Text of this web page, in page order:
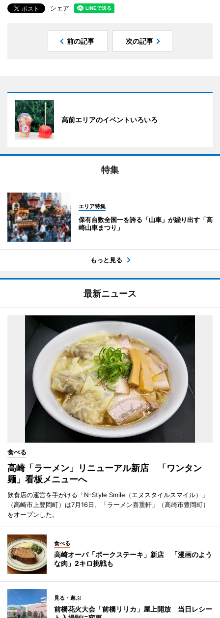
シェア
前の記事 次の記事
高前エリアのイベントいろいろ
特集
エリア特集
保有台数全国一を誇る「山車」が繰り出す「高
崎山車まつり」
もっと見る
最新ニュース
食べる
高崎「ラーメン」リニューアル新店 「ワンタン
麺」看板メニューへ
飲食店の運営を手がける「N-Style Smile（エヌスタイルスマイル）」
（高崎市上豊岡町）は7月16日、「ラーメン喜重軒」（高崎市豊岡町）
をオープンした。
食べる
高崎オーパ「ポークステーキ」新店 「漫画のよう
な肉」2キロ挑戦も
見る・遊ぶ
前橋花火大会「前橋リリカ」屋上開放 当日レシー